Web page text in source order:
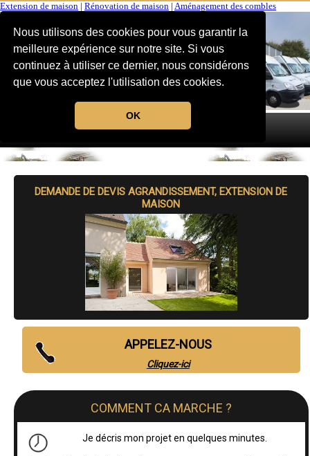
Nous utilisons des cookies pour vous garantir la
meilleure expérience sur notre site. Si vous
continuez à utiliser ce dernier, nous considérons
que vous acceptez l'utilisation des cookies.
OK
Extension de maison Rénovation de maison Aménagement des combles
MENU
DEMANDE DE DEVIS AGRANDISSEMENT, EXTENSION DE
MAISON
APPELEZ-NOUS
Cliquez-ici
COMMENT CA MARCHE ?
Je décris mon projet en quelques minutes.